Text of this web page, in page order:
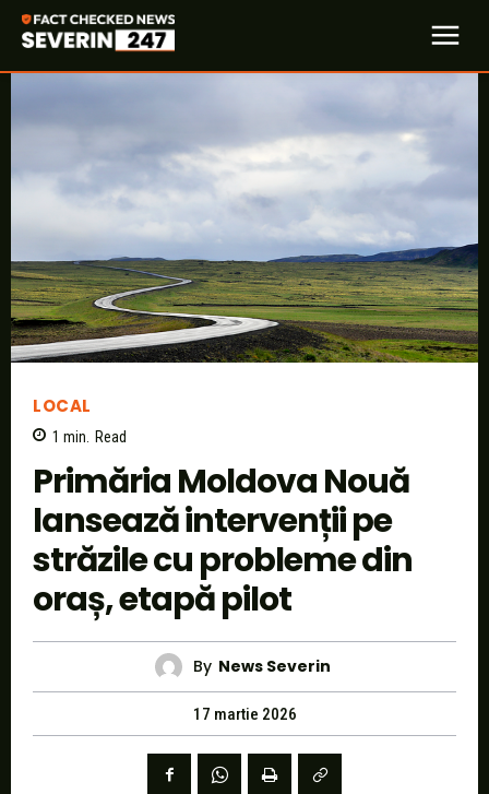
LOCAL
1 min. Read
Primăria Moldova Nouă
lansează intervenții pe
străzile cu probleme din
oraș, etapă pilot
By News Severin
17 martie 2026